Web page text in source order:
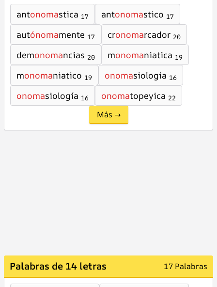
antonomastica 17 antonomastico 17
autónomamente 17 cronomarcador 20
demonomancias 20 monomaniatica 19
monomaniatico 19 onomasiologia 16
onomasiología 16 onomatopeyica 22
Más →
Palabras de 14 letras 17 Palabras